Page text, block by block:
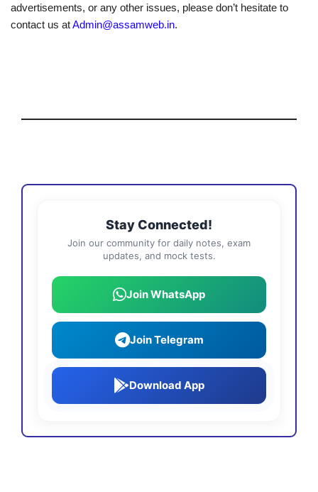
advertisements, or any other issues, please don’t hesitate to
contact us atAdmin@assamweb.in.
Stay Connected!
Join our community for daily notes, exam
updates, and mock tests.
Join WhatsApp
Join Telegram
Download App